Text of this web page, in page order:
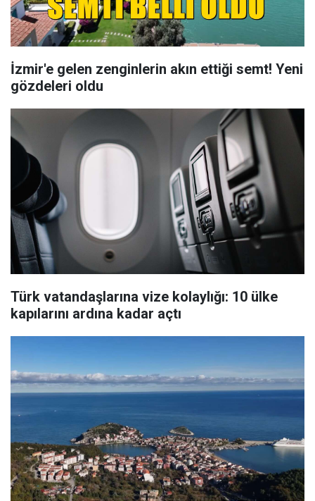
İzmir'e gelen zenginlerin akın ettiği semt! Yeni
gözdeleri oldu
Türk vatandaşlarına vize kolaylığı: 10 ülke
kapılarını ardına kadar açtı